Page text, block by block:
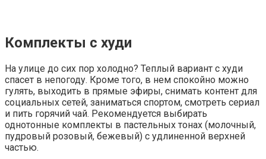
Комплекты с худи
На улице до сих пор холодно? Теплый вариант с худи
спасет в непогоду. Кроме того, в нем спокойно можно
гулять, выходить в прямые эфиры, снимать контент для
социальных сетей, заниматься спортом, смотреть сериал
и пить горячий чай. Рекомендуется выбирать
однотонные комплекты в пастельных тонах (молочный,
пудровый розовый, бежевый) с удлиненной верхней
частью.